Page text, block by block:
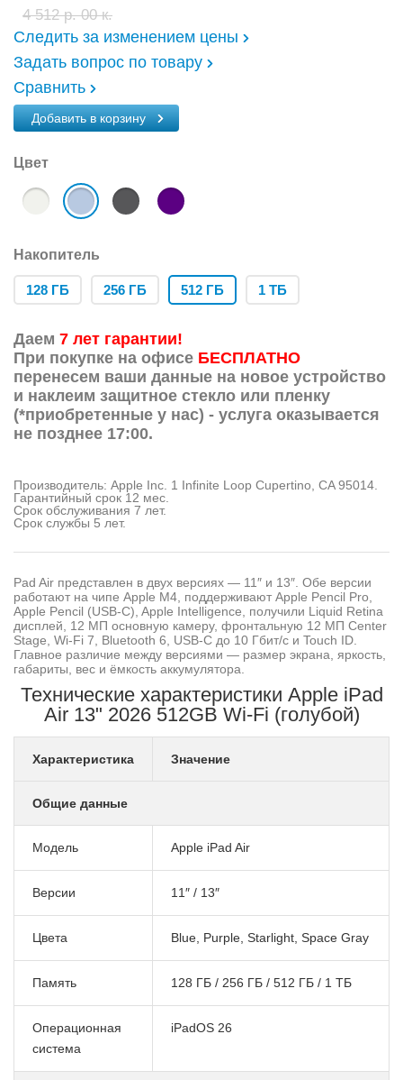
4 512 р. 00 к.
Следить за изменением цены
Задать вопрос по товару
Сравнить
Добавить в корзину
Цвет
Накопитель
128 ГБ 256 ГБ 512 ГБ 1 ТБ
Даем 7 лет гарантии!
При покупке на офисе БЕСПЛАТНО
перенесем ваши данные на новое устройство
и наклеим защитное стекло или пленку
(*приобретенные у нас) - услуга оказывается
не позднее 17:00.
Производитель: Apple Inc. 1 Infinite Loop Cupertino, CA 95014.
Гарантийный срок 12 мес.
Срок обслуживания 7 лет.
Срок службы 5 лет.
Pad Air представлен в двух версиях — 11″ и 13″. Обе версии
работают на чипе Apple M4, поддерживают Apple Pencil Pro,
Apple Pencil (USB-C), Apple Intelligence, получили Liquid Retina
дисплей, 12 МП основную камеру, фронтальную 12 МП Center
Stage, Wi-Fi 7, Bluetooth 6, USB-C до 10 Гбит/с и Touch ID.
Главное различие между версиями — размер экрана, яркость,
габариты, вес и ёмкость аккумулятора.
Технические характеристики Apple iPad
Air 13" 2026 512GB Wi-Fi (голубой)
Характеристика Значение
Общие данные
Модель Apple iPad Air
Версии 11″ / 13″
Цвета Blue, Purple, Starlight, Space Gray
Память 128 ГБ / 256 ГБ / 512 ГБ / 1 ТБ
Операционная
система
iPadOS 26